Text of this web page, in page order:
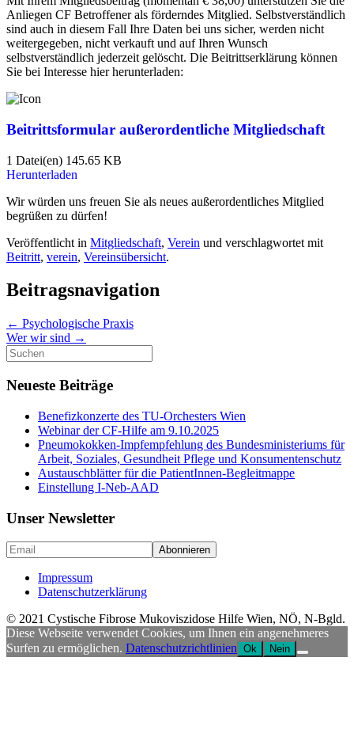
Anliegen CF Betroffener als förderndes Mitglied. Selbstverständlich
sind auch in diesem Fall Ihre Daten bei uns sicher, werden nicht
weitergegeben, nicht verkauft und auf Ihren Wunsch
selbstverständlich jederzeit gelöscht. Die Beitrittserklärung können
Sie bei Interesse hier herunterladen:
Beitrittsformular außerordentliche Mitgliedschaft
1 Datei(en) 145.65 KB
Herunterladen
Wir würden uns freuen Sie als neues außerordentliches Mitglied
begrüßen zu dürfen!
Veröffentlicht in Mitgliedschaft, Verein und verschlagwortet mit
Beitritt, verein, Vereinsübersicht.
Beitragsnavigation
← Psychologische Praxis
Wer wir sind →
Suche
nach:
Neueste Beiträge
Benefizkonzerte des TU-Orchesters Wien
Webinar der CF-Hilfe am 9.10.2025
Pneumokokken-Impfempfehlung des Bundesministeriums für
Arbeit, Soziales, Gesundheit Pflege und Konsumentenschutz
Austauschblätter für die PatientInnen-Begleitmappe
Einstellung I-Neb-AAD
Unser Newsletter
Impressum
Datenschutzerklärung
© 2021 Cystische Fibrose Mukoviszidose Hilfe Wien, NÖ, N-Bgld.
Diese Webseite verwendet Cookies, um Ihnen ein angenehmeres
Surfen zu ermöglichen. Datenschutzrichtlinien Ok Nein